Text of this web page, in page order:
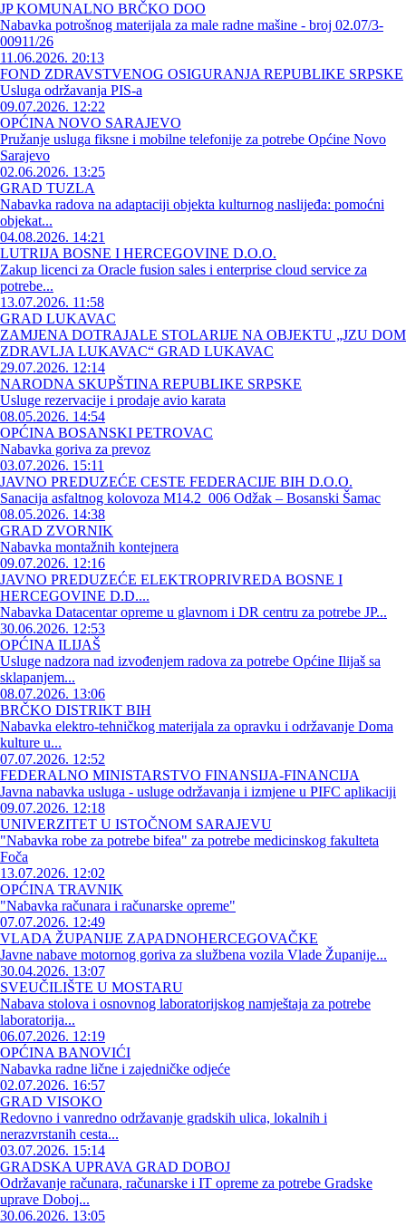
JP KOMUNALNO BRČKO DOO
Nabavka potrošnog materijala za male radne mašine - broj 02.07/3-
00911/26
11.06.2026. 20:13
FOND ZDRAVSTVENOG OSIGURANJA REPUBLIKE SRPSKE
Usluga održavanja PIS-a
09.07.2026. 12:22
OPĆINA NOVO SARAJEVO
Pružanje usluga fiksne i mobilne telefonije za potrebe Općine Novo
Sarajevo
02.06.2026. 13:25
GRAD TUZLA
Nabavka radova na adaptaciji objekta kulturnog naslijeđa: pomoćni
objekat...
04.08.2026. 14:21
LUTRIJA BOSNE I HERCEGOVINE D.O.O.
Zakup licenci za Oracle fusion sales i enterprise cloud service za
potrebe...
13.07.2026. 11:58
GRAD LUKAVAC
ZAMJENA DOTRAJALE STOLARIJE NA OBJEKTU „JZU DOM
ZDRAVLJA LUKAVAC“ GRAD LUKAVAC
29.07.2026. 12:14
NARODNA SKUPŠTINA REPUBLIKE SRPSKE
Usluge rezervacije i prodaje avio karata
08.05.2026. 14:54
OPĆINA BOSANSKI PETROVAC
Nabavka goriva za prevoz
03.07.2026. 15:11
JAVNO PREDUZEĆE CESTE FEDERACIJE BIH D.O.O.
Sanacija asfaltnog kolovoza M14.2_006 Odžak – Bosanski Šamac
08.05.2026. 14:38
GRAD ZVORNIK
Nabavka montažnih kontejnera
09.07.2026. 12:16
JAVNO PREDUZEĆE ELEKTROPRIVREDA BOSNE I
HERCEGOVINE D.D....
Nabavka Datacentar opreme u glavnom i DR centru za potrebe JP...
30.06.2026. 12:53
OPĆINA ILIJAŠ
Usluge nadzora nad izvođenjem radova za potrebe Općine Ilijaš sa
sklapanjem...
08.07.2026. 13:06
BRČKO DISTRIKT BIH
Nabavka elektro-tehničkog materijala za opravku i održavanje Doma
kulture u...
07.07.2026. 12:52
FEDERALNO MINISTARSTVO FINANSIJA-FINANCIJA
Javna nabavka usluga - usluge održavanja i izmjene u PIFC aplikaciji
09.07.2026. 12:18
UNIVERZITET U ISTOČNOM SARAJEVU
"Nabavka robe za potrebe bifea" za potrebe medicinskog fakulteta
Foča
13.07.2026. 12:02
OPĆINA TRAVNIK
"Nabavka računara i računarske opreme"
07.07.2026. 12:49
VLADA ŽUPANIJE ZAPADNOHERCEGOVAČKE
Javne nabave motornog goriva za službena vozila Vlade Županije...
30.04.2026. 13:07
SVEUČILIŠTE U MOSTARU
Nabava stolova i osnovnog laboratorijskog namještaja za potrebe
laboratorija...
06.07.2026. 12:19
OPĆINA BANOVIĆI
Nabavka radne lične i zajedničke odjeće
02.07.2026. 16:57
GRAD VISOKO
Redovno i vanredno održavanje gradskih ulica, lokalnih i
nerazvrstanih cesta...
03.07.2026. 15:14
GRADSKA UPRAVA GRAD DOBOJ
Održavanje računara, računarske i IT opreme za potrebe Gradske
uprave Doboj...
30.06.2026. 13:05